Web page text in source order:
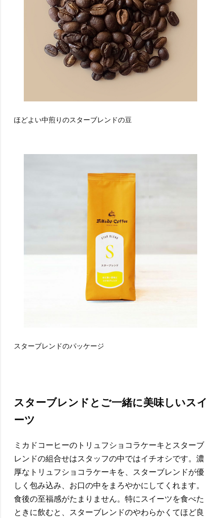
ほどよい中煎りのスターブレンドの豆
スターブレンドのパッケージ
スターブレンドとご一緒に美味しいスイ
ーツ
ミカドコーヒーのトリュフショコラケーキとスターブ
レンドの組合せはスタッフの中ではイチオシです。濃
厚なトリュフショコラケーキを、スターブレンドが優
しく包み込み、お口の中をまろやかにしてくれます。
食後の至福感がたまりません。特にスイーツを食べた
ときに飲むと、スターブレンドのやわらかくてほど良